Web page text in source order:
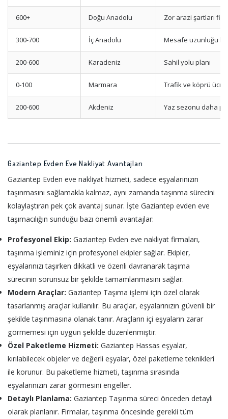
600+ Doğu Anadolu Zor arazi şartları
300-700 İç Anadolu Mesafe uzunluğu
200-600 Karadeniz Sahil yolu planı
0-100 Marmara Trafik ve köprü
200-600 Akdeniz Yaz sezonu daha
Gaziantep Evden Eve Nakliyat Avantajları
Gaziantep Evden eve nakliyat hizmeti, sadece eşyalarınızın
taşınmasını sağlamakla kalmaz, aynı zamanda taşınma sürecini
kolaylaştıran pek çok avantaj sunar. İşte Gaziantep evden eve
taşımacılığın sunduğu bazı önemli avantajlar:
Profesyonel Ekip: Gaziantep Evden eve nakliyat firmaları,
taşınma işleminiz için profesyonel ekipler sağlar. Ekipler,
eşyalarınızı taşırken dikkatli ve özenli davranarak taşıma
sürecinin sorunsuz bir şekilde tamamlanmasını sağlar.
Modern Araçlar: Gaziantep Taşıma işlemi için özel olarak
tasarlanmış araçlar kullanılır. Bu araçlar, eşyalarınızın güvenli bir
şekilde taşınmasına olanak tanır. Araçların içi eşyaların zarar
görmemesi için uygun şekilde düzenlenmiştir.
Özel Paketleme Hizmeti: Gaziantep Hassas eşyalar,
kırılabilecek objeler ve değerli eşyalar, özel paketleme teknikleri
ile korunur. Bu paketleme hizmeti, taşınma sırasında
eşyalarınızın zarar görmesini engeller.
Detaylı Planlama: Gaziantep Taşınma süreci önceden detaylı
olarak planlanır. Firmalar, taşınma öncesinde gerekli tüm